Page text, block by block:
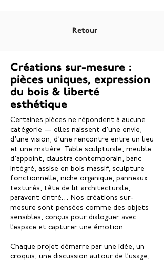
Retour
Créations sur-mesure :
pièces uniques, expression
du bois & liberté
esthétique
Certaines pièces ne répondent à aucune
catégorie — elles naissent d’une envie,
d’une vision, d’une rencontre entre un lieu
et une matière. Table sculpturale, meuble
d’appoint, claustra contemporain, banc
intégré, assise en bois massif, sculpture
fonctionnelle, niche organique, panneaux
texturés, tête de lit architecturale,
paravent cintré… Nos créations sur-
mesure sont pensées comme des objets
sensibles, conçus pour dialoguer avec
l’espace et capturer une émotion.
Chaque projet démarre par une idée, un
croquis, une discussion autour de l’usage,